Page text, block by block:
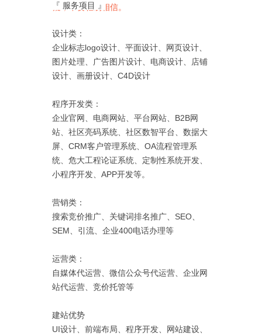
疑，不要轻易相信。
『 服务项目 』
设计类：
企业标志logo设计、平面设计、网页设计、
图片处理、广告图片设计、电商设计、店铺
设计、画册设计、C4D设计
程序开发类：
企业官网、电商网站、平台网站、B2B网
站、社区亮码系统、社区数智平台、数据大
屏、CRM客户管理系统、OA流程管理系
统、危大工程论证系统、定制性系统开发、
小程序开发、APP开发等。
营销类：
搜索竞价推广、关键词排名推广、SEO、
SEM、引流、企业400电话办理等
运营类：
自媒体代运营、微信公众号代运营、企业网
站代运营、竞价托管等
建站优势
UI设计、前端布局、程序开发、网站建设、